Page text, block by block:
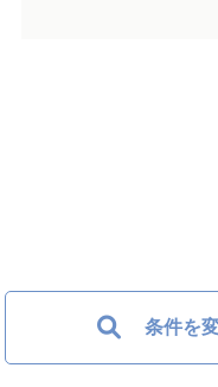
条件を